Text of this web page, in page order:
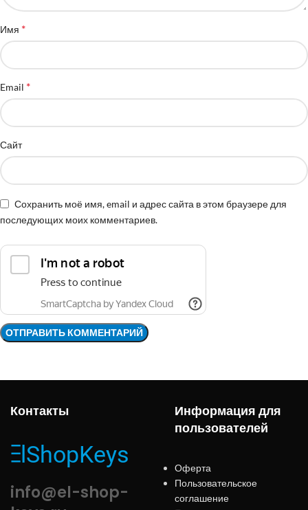
Имя *
Email *
Сайт
Сохранить моё имя, email и адрес сайта в этом браузере для
последующих моих комментариев.
Контакты
info@el-shop-
Информация для
пользователей
Оферта
Пользовательское
соглашение